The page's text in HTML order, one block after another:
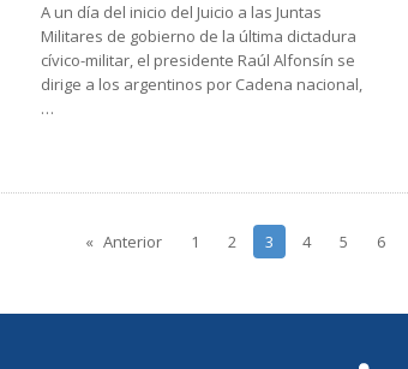
A un día del inicio del Juicio a las Juntas
Militares de gobierno de la última dictadura
cívico-militar, el presidente Raúl Alfonsín se
dirige a los argentinos por Cadena nacional,
…
Anterior 1 2 3 4 5 6